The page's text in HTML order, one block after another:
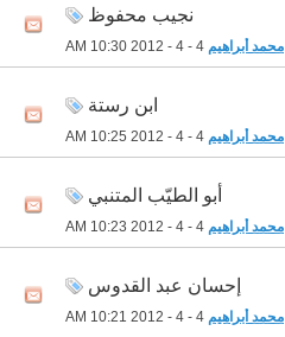
نجيب محفوظ
محمد أبراهيم 10:30 AM
ابن رستة
محمد أبراهيم 10:25 AM
أبو الطيّب المتنبي
محمد أبراهيم 10:23 AM
إحسان عبد القدوس
محمد أبراهيم 10:21 AM